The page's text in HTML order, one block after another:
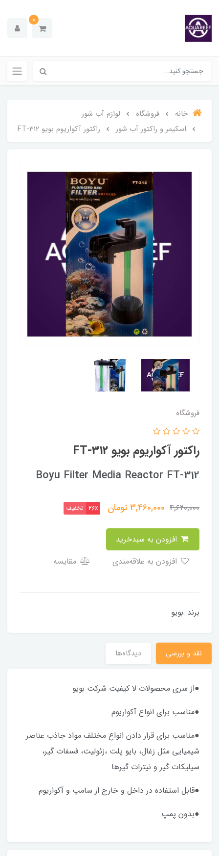
0
خانه فروشگاه
لوازم آب شور
اسکیمر و راکتور آب شور
راکتور آکواریوم بویو FT-312
فروشگاه
راکتور آکواریوم بویو FT-312
Boyu Filter Media Reactor FT-312
4,620,000
3,460,000تومان 26٪ تخفیف
مقایسه
برند :بویو
نقد و بررسی دیدگاه‌ها
●از سری محصولات لا کیفیت شرکت بویو
●مناسب برای انواع آکواریوم
●مناسب برای قرار دادن انواع مختلف مواد جاذب عناصر
شیمیایی مثل زغال، بایو پلت ،زئولیت، فسفات گیر،
سیلیکات گیر و نیترات گیرها
●قابل استفاده در داخل و خارج از سامپ و آکواریوم
●بدون پمپ